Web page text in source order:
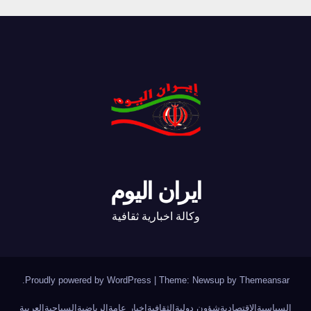
ايران اليوم
وكالة اخبارية ثقافية
Proudly powered by WordPress | Theme: Newsup by Themeansar
السياسية الاقتصاديةشؤون دولية الثقافية اخبار عامة الرياضية السياحية العربية